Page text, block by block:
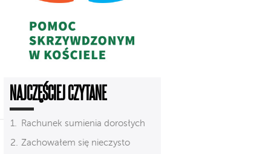
NAJCZĘŚCIEJ CZYTANE
Rachunek sumienia dorosłych
Zachowałem się nieczysto